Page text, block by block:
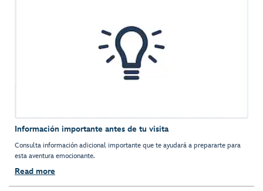
Información importante antes de tu visita
Consulta información adicional importante que te ayudará a prepararte para
esta aventura emocionante.
Read more